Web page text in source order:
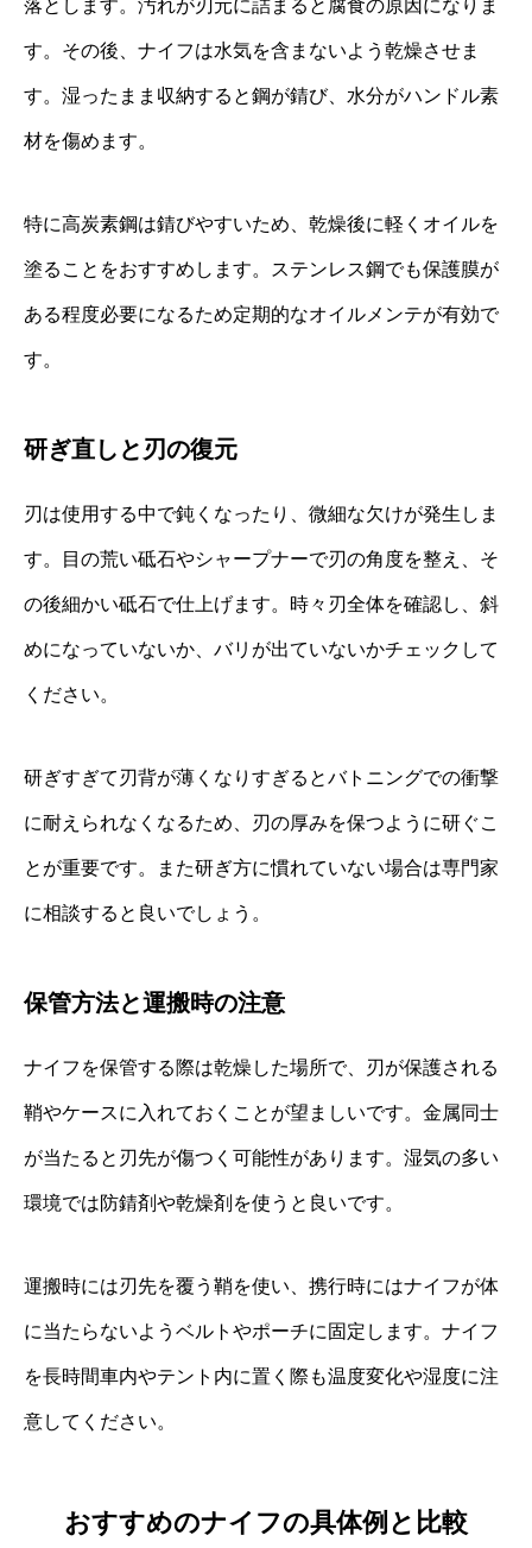
落とします。汚れが刃元に詰まると腐食の原因になりま
す。その後、ナイフは水気を含まないよう乾燥させま
す。湿ったまま収納すると鋼が錆び、水分がハンドル素
材を傷めます。
特に高炭素鋼は錆びやすいため、乾燥後に軽くオイルを
塗ることをおすすめします。ステンレス鋼でも保護膜が
ある程度必要になるため定期的なオイルメンテが有効で
す。
研ぎ直しと刃の復元
刃は使用する中で鈍くなったり、微細な欠けが発生しま
す。目の荒い砥石やシャープナーで刃の角度を整え、そ
の後細かい砥石で仕上げます。時々刃全体を確認し、斜
めになっていないか、バリが出ていないかチェックして
ください。
研ぎすぎて刃背が薄くなりすぎるとバトニングでの衝撃
に耐えられなくなるため、刃の厚みを保つように研ぐこ
とが重要です。また研ぎ方に慣れていない場合は専門家
に相談すると良いでしょう。
保管方法と運搬時の注意
ナイフを保管する際は乾燥した場所で、刃が保護される
鞘やケースに入れておくことが望ましいです。金属同士
が当たると刃先が傷つく可能性があります。湿気の多い
環境では防錆剤や乾燥剤を使うと良いです。
運搬時には刃先を覆う鞘を使い、携行時にはナイフが体
に当たらないようベルトやポーチに固定します。ナイフ
を長時間車内やテント内に置く際も温度変化や湿度に注
意してください。
おすすめのナイフの具体例と比較